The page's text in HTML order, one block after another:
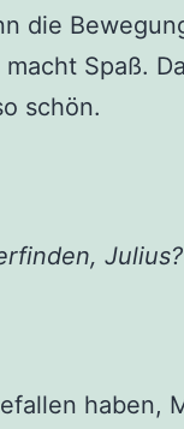
die
Spaß.
schön.
Julius?
haben,